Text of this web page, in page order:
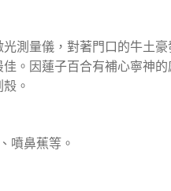
測量儀，對著門口的牛土
。因蓮子百合有補心寧神
。
噴鼻蕉等。